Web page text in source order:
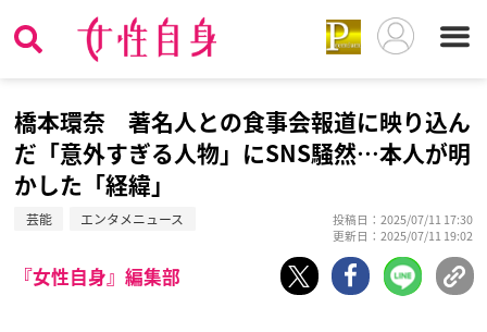
橋本環奈 著名人との食事会報道に映り込ん
だ「意外すぎる人物」にSNS騒然…本人が明
かした「経緯」
芸能 エンタメニュース
投稿日：2025/07/11 17:30
更新日：2025/07/11 19:02
『女性自身』編集部